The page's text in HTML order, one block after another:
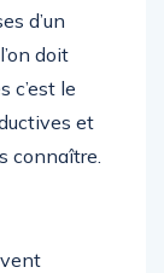
d’un
doit
c’est le
et
connaître.